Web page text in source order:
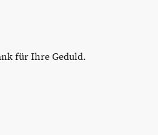
für Ihre Geduld.